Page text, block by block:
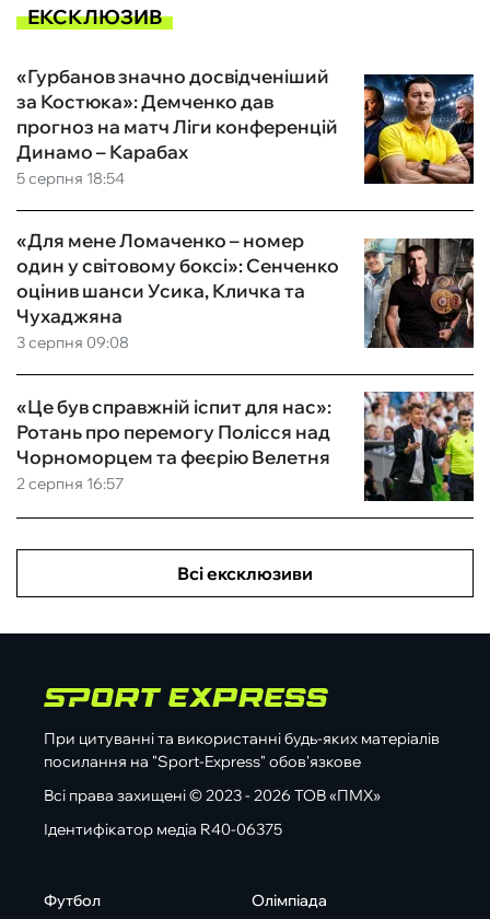
ЕКСКЛЮЗИВ
5 серпня 18:54
«Гурбанов значно досвідченіший
за Костюка»: Демченко дав
прогноз на матч Ліги конференцій
Динамо – Карабах
3 серпня 09:08
«Для мене Ломаченко – номер
один у світовому боксі»: Сенченко
оцінив шанси Усика, Кличка та
Чухаджяна
2 серпня 16:57
«Це був справжній іспит для нас»:
Ротань про перемогу Полісся над
Чорноморцем та феєрію Велетня
Всі ексклюзиви
При цитуванні та використанні будь-яких матеріалів
посилання на "Sport-Express" обов'язкове
Всі права захищені © 2023 - 2026 ТОВ «ПМХ»
Ідентифікатор медіа R40-06375
Футбол
Олімпіада